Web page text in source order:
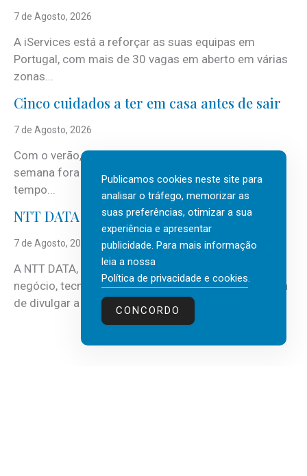
7 de Agosto, 2026
A iServices está a reforçar as suas equipas em
Portugal, com mais de 30 vagas em aberto em várias
zonas...
Cinco cuidados a ter em casa antes de sair
7 de Agosto, 2026
Com o verão, chegam também as férias, os fins-de-
semana fora e os dias em que a casa fica mais
tempo...
NTT DATA Insurtech Global Outlook 2026
7 de Agosto, 2026
A NTT DATA, consultora global em serviços de
negócio, tecnologia e inteligência artificial (IA), acaba
de divulgar a mais recente...
Publicamos cookies neste site para
analisar o tráfego, memorizar as
suas preferências, otimizar a sua
experiência e apresentar
publicidade. Para mais informação
leia a nossa
Política de privacidade e cookies.
CONCORDO